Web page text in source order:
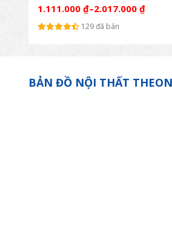
1.111.000 ₫–2.017.000 ₫
129 đã bán
BẢN ĐỒ NỘI THẤT